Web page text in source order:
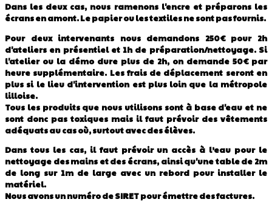
Dans les deux cas, nous ramenons l'encre et préparons les
écrans en amont. Le papier ou les textiles ne sont pas fournis.
Pour deux intervenants nous demandons 250€ pour 2h
d'ateliers en présentiel et 1h de préparation/nettoyage. Si
l'atelier ou la démo dure plus de 2h, on demande 50€ par
heure supplémentaire. Les frais de déplacement seront en
plus si le lieu d'intervention est plus loin que la métropole
lilloise.
Tous les produits que nous utilisons sont à base d'eau et ne
sont donc pas toxiques mais il faut prévoir des vêtements
adéquats au cas où, surtout avec des élèves.
Dans tous les cas, il faut prévoir un accès à l’eau pour le
nettoyage des mains et des écrans, ainsi qu'une table de 2m
de long sur 1m de large avec un rebord pour installer le
matériel.
Nous avons un numéro de SIRET pour émettre des factures.